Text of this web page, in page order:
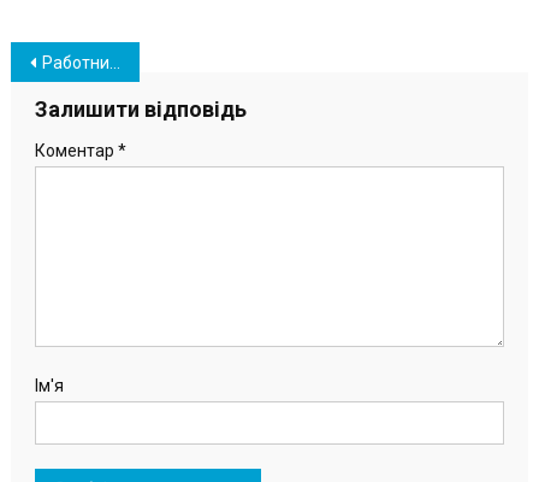
Навігація
записів
Работников Администрации порта Пивденный наградили за их профессионализм (фото)
Залишити відповідь
Коментар *
Ім'я